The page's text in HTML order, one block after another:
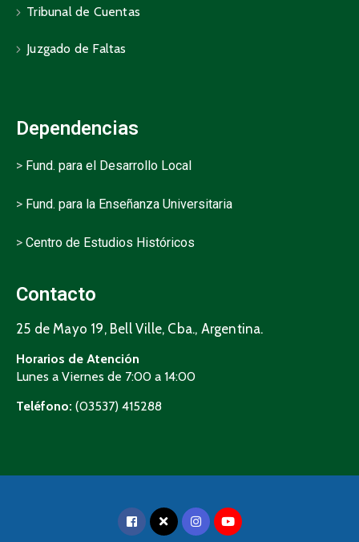
Tribunal de Cuentas
Juzgado de Faltas
Dependencias
> Fund. para el Desarrollo Local
> Fund. para la Enseñanza Universitaria
> Centro de Estudios Históricos
Contacto
25 de Mayo 19, Bell Ville, Cba., Argentina.
Horarios de Atención
Lunes a Viernes de 7:00 a 14:00
Teléfono: (03537) 415288